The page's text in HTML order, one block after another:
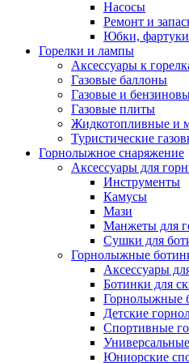
Насосы
Ремонт и
Юбки, фартуки
Горелки и лампы
Аксессуары к
Газовые баллоны
Газовые и
Газовые плиты
Жидкотопливные и
Туристические
Горнолыжное снаряжение
Аксессуары для
Инструменты
Камусы
Мази
Манжеты для
Сушки для
Горнолыжные
Аксессуары
Ботинки для
Горнолыжные
Детские
Спортивные
Юниорские